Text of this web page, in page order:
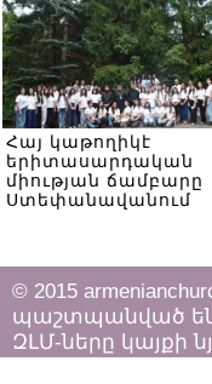
Հայ կաթողիկէ
երիտասարդական
միության ճամբարը
Ստեփանավանում
© 2015
պաշտպանված
ԶԼՄ-ները կայքի